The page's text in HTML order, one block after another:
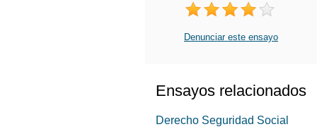
Denunciar este ensayo
Ensayos relacionados
Derecho Seguridad Social